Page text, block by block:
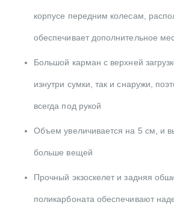
корпусе передним колесам,
обеспечивает дополнительное
Большой карман с верхней
изнутри сумки, так и снаружи,
всегда под рукой
Объем увеличивается на 5 см, и
больше вещей
Прочный экзоскелет и задняя
поликарбоната обеспечивают